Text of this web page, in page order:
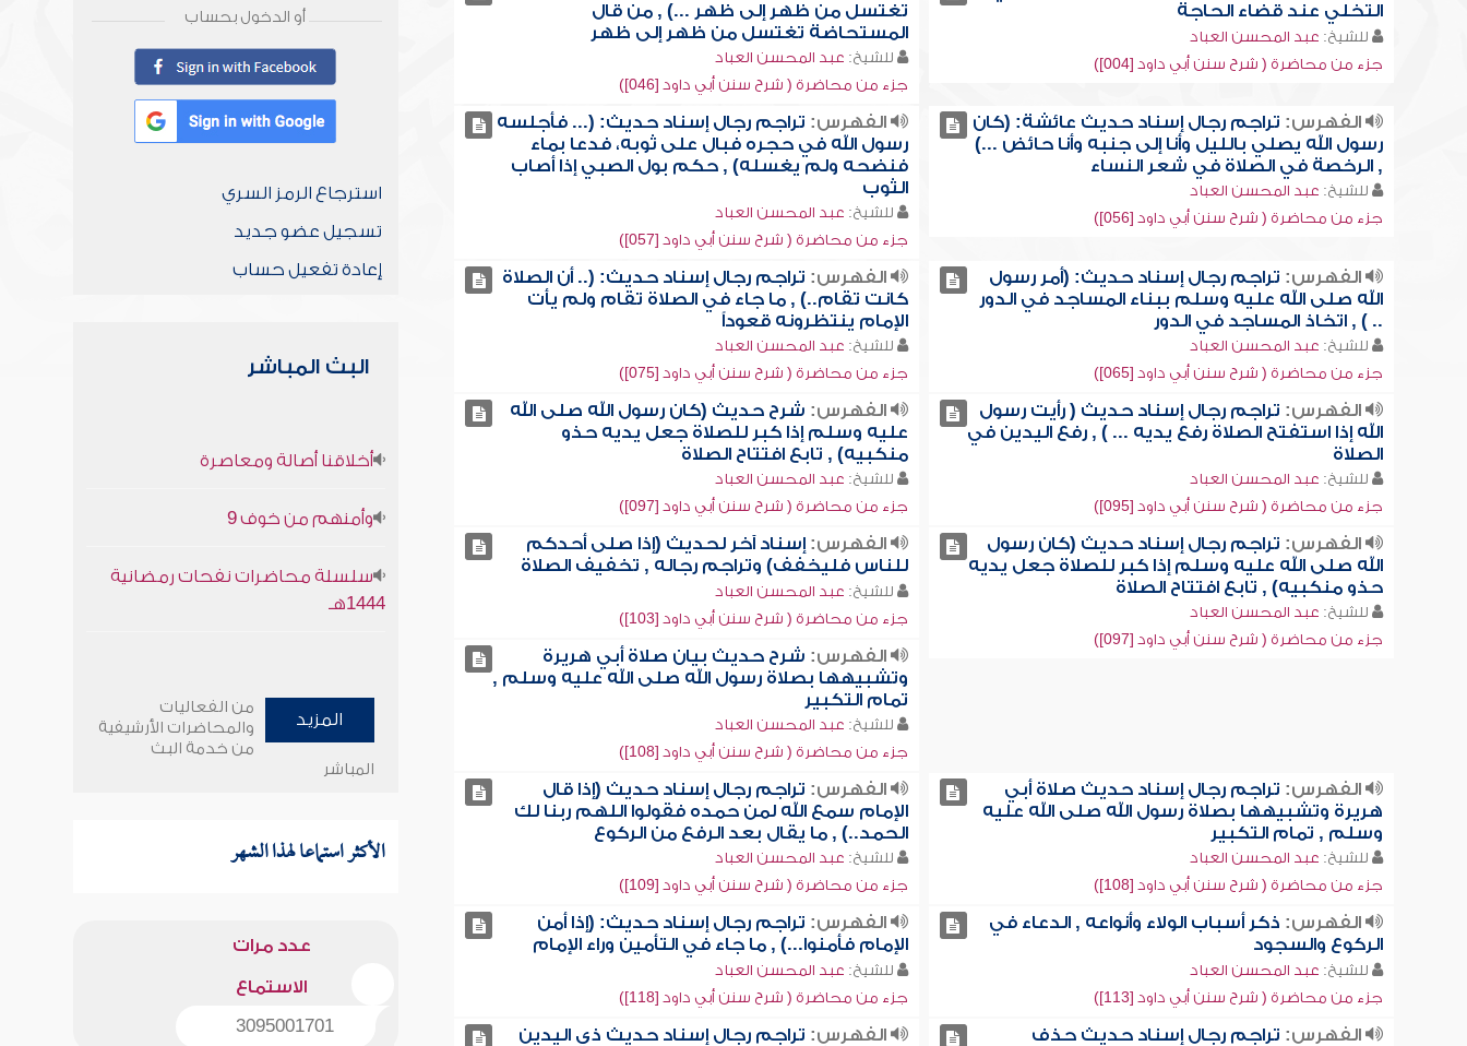
التخلي عند قضاء الحاجة
للشيخ: عبد المحسن العباد
جزء من محاضرة ( شرح سنن أبي داود [004])
تغتسل من ظهر إلى ظهر ...) , من قال
المستحاضة تغتسل من ظهر إلى ظهر
للشيخ: عبد المحسن العباد
جزء من محاضرة ( شرح سنن أبي داود [046])
الفهرس: تراجم رجال إسناد حديث عائشة: (كان
رسول الله يصلي بالليل وأنا إلى جنبه وأنا حائض ...)
, الرخصة في الصلاة في شعر النساء
للشيخ: عبد المحسن العباد
جزء من محاضرة ( شرح سنن أبي داود [056])
الفهرس: تراجم رجال إسناد حديث: (... فأجلسه
رسول الله في حجره فبال على ثوبه، فدعا بماء
فنضحه ولم يغسله) , حكم بول الصبي إذا أصاب
الثوب
للشيخ: عبد المحسن العباد
جزء من محاضرة ( شرح سنن أبي داود [057])
الفهرس: تراجم رجال إسناد حديث: (أمر رسول
الله صلى الله عليه وسلم ببناء المساجد في الدور
.. ) , اتخاذ المساجد في الدور
للشيخ: عبد المحسن العباد
جزء من محاضرة ( شرح سنن أبي داود [065])
الفهرس: تراجم رجال إسناد حديث: (.. أن الصلاة
كانت تقام..) , ما جاء في الصلاة تقام ولم يأت
الإمام ينتظرونه قعوداً
للشيخ: عبد المحسن العباد
جزء من محاضرة ( شرح سنن أبي داود [075])
الفهرس: تراجم رجال إسناد حديث ( رأيت رسول
الله إذا استفتح الصلاة رفع يديه ... ) , رفع اليدين في
الصلاة
للشيخ: عبد المحسن العباد
جزء من محاضرة ( شرح سنن أبي داود [095])
الفهرس: شرح حديث (كان رسول الله صلى الله
عليه وسلم إذا كبر للصلاة جعل يديه حذو
منكبيه) , تابع افتتاح الصلاة
للشيخ: عبد المحسن العباد
جزء من محاضرة ( شرح سنن أبي داود [097])
الفهرس: تراجم رجال إسناد حديث (كان رسول
الله صلى الله عليه وسلم إذا كبر للصلاة جعل يديه
حذو منكبيه) , تابع افتتاح الصلاة
للشيخ: عبد المحسن العباد
جزء من محاضرة ( شرح سنن أبي داود [097])
الفهرس: إسناد آخر لحديث (إذا صلى أحدكم
للناس فليخفف) وتراجم رجاله , تخفيف الصلاة
للشيخ: عبد المحسن العباد
جزء من محاضرة ( شرح سنن أبي داود [103])
الفهرس: شرح حديث بيان صلاة أبي هريرة
وتشبيهها بصلاة رسول الله صلى الله عليه وسلم ,
تمام التكبير
للشيخ: عبد المحسن العباد
جزء من محاضرة ( شرح سنن أبي داود [108])
الفهرس: تراجم رجال إسناد حديث صلاة أبي
هريرة وتشبيهها بصلاة رسول الله صلى الله عليه
وسلم , تمام التكبير
للشيخ: عبد المحسن العباد
جزء من محاضرة ( شرح سنن أبي داود [108])
الفهرس: تراجم رجال إسناد حديث (إذا قال
الإمام سمع الله لمن حمده فقولوا اللهم ربنا لك
الحمد..) , ما يقال بعد الرفع من الركوع
للشيخ: عبد المحسن العباد
جزء من محاضرة ( شرح سنن أبي داود [109])
الفهرس: ذكر أسباب الولاء وأنواعه , الدعاء في
الركوع والسجود
للشيخ: عبد المحسن العباد
جزء من محاضرة ( شرح سنن أبي داود [113])
الفهرس: تراجم رجال إسناد حديث: (إذا أمن
الإمام فأمنوا...) , ما جاء في التأمين وراء الإمام
للشيخ: عبد المحسن العباد
جزء من محاضرة ( شرح سنن أبي داود [118])
الفهرس: تراجم رجال إسناد حديث حذف
الفهرس: تراجم رجال إسناد حديث ذي اليدين
أو الدخول بحساب
استرجاع الرمز السري
تسجيل عضو جديد
إعادة تفعيل حساب
البث المباشر
أخلاقنا أصالة ومعاصرة
وأمنهم من خوف 9
سلسلة محاضرات نفحات رمضانية
1444هـ
المزيد
من الفعاليات
والمحاضرات الأرشيفية
من خدمة البث
المباشر
الأكثر استماعا لهذا الشهر
عدد مرات
الاستماع
3095001701